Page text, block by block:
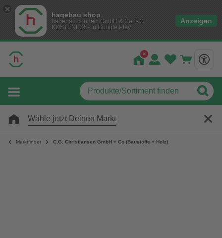
hagebau shop
hagebau connect GmbH & Co. KG
KOSTENLOS- In Google Play
Anzeigen
Wähle jetzt Deinen Markt
Marktfinder C.G. Christiansen GmbH + Co (Baustoffe + Holz)